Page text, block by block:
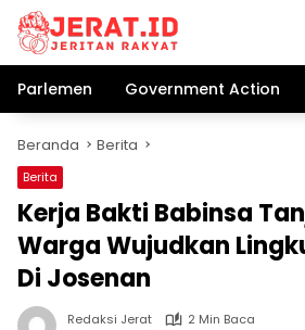
Langsung
konten
Parlemen
Government Action
Beranda Berita
Berita
Kerja Bakti Babinsa
Warga Wujudkan
Di Josenan
Redaksi Jerat
2 Min Baca